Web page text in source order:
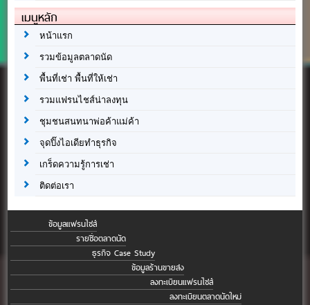
เมนูหลัก
หน้าแรก
รวมข้อมูลตลาดนัด
พื้นที่เช่า พื้นที่ให้เช่า
รวมแฟรนไชส์น่าลงทุน
ชุมชนสนทนาพ่อค้าแม่ค้า
จุดปิ๊งไอเดียทำธุรกิจ
เกร็ดความรู้การเช่า
ติดต่อเรา
ข้อมูลแฟรนไชส์
รายชื่อตลาดนัด
ธุรกิจ Case Study
ข้อมูลร้านขายส่ง
ลงทะเบียนแฟรนไชส์
ลงทะเบียนตลาดนัดใหม่